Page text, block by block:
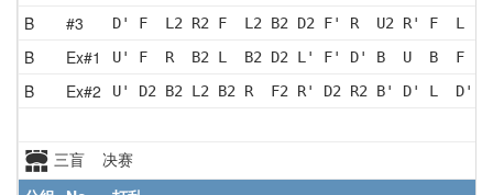
B #3 D' F  L2 R2 F  L2 B2 D2 F' R  U2 R' F  L
B Ex#1 U' F  R  B2 L  B2 D2 L' F' D' B  U  B  F
B Ex#2 U' D2 B2 L2 B2 R  F2 R' D2 R2 B' D' L  D'
三盲 决赛